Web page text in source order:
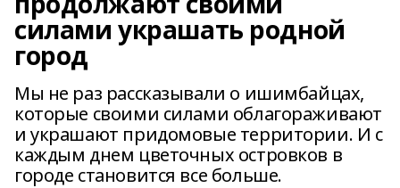
силами украшать родной
город
Мы не раз рассказывали о ишимбайцах,
которые своими силами облагораживают
и украшают придомовые территории. И с
каждым днем цветочных островков в
городе становится все больше.